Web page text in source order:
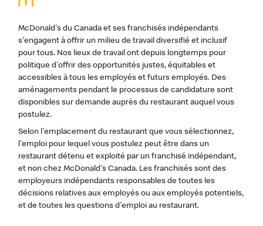
McDonald's du Canada et ses franchisés indépendants
s'engagent à offrir un milieu de travail diversifié et inclusif
pour tous. Nos lieux de travail ont depuis longtemps pour
politique d'offrir des opportunités justes, équitables et
accessibles à tous les employés et futurs employés. Des
aménagements pendant le processus de candidature sont
disponibles sur demande auprès du restaurant auquel vous
postulez.
Selon l'emplacement du restaurant que vous sélectionnez,
l'emploi pour lequel vous postulez peut être dans un
restaurant détenu et exploité par un franchisé indépendant,
et non chez McDonald's Canada. Les franchisés sont des
employeurs indépendants responsables de toutes les
décisions relatives aux employés ou aux employés potentiels,
et de toutes les questions d'emploi au restaurant.